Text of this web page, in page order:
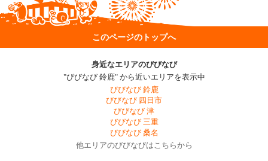
このページのトップへ
身近なエリアのびびなび
"びびなび 鈴鹿" から近いエリアを表示中
びびなび 鈴鹿
びびなび 四日市
びびなび 津
びびなび 三重
びびなび 桑名
他エリアのびびなびはこちらから